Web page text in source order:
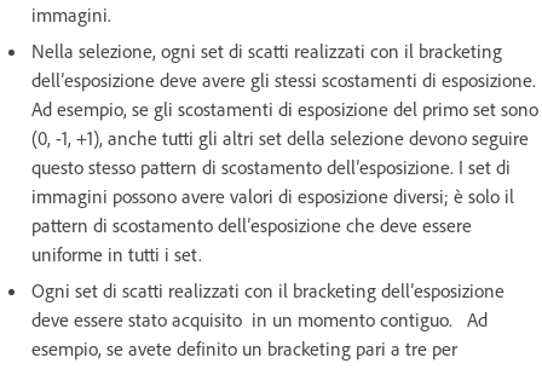
immagini.
Nella selezione, ogni set di scatti realizzati con il bracketing
dell’esposizione deve avere gli stessi scostamenti di esposizione.
Ad esempio, se gli scostamenti di esposizione del primo set sono
(0, -1, +1), anche tutti gli altri set della selezione devono seguire
questo stesso pattern di scostamento dell’esposizione. I set di
immagini possono avere valori di esposizione diversi; è solo il
pattern di scostamento dell’esposizione che deve essere
uniforme in tutti i set.
Ogni set di scatti realizzati con il bracketing dell’esposizione
deve essere stato acquisito in un momento contiguo. Ad
esempio, se avete definito un bracketing pari a tre per